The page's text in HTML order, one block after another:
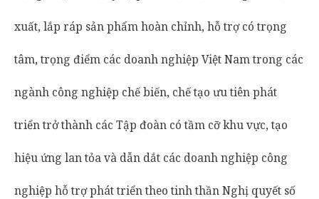
xuất, lắp ráp sản phẩm hoàn chỉnh, hỗ trợ có trọng
tâm, trọng điểm các doanh nghiệp Việt Nam trong các
ngành công nghiệp chế biến, chế tạo ưu tiên phát
triển trở thành các Tập đoàn có tầm cỡ khu vực, tạo
hiệu ứng lan tỏa và dẫn dắt các doanh nghiệp công
nghiệp hỗ trợ phát triển theo tinh thần Nghị quyết số